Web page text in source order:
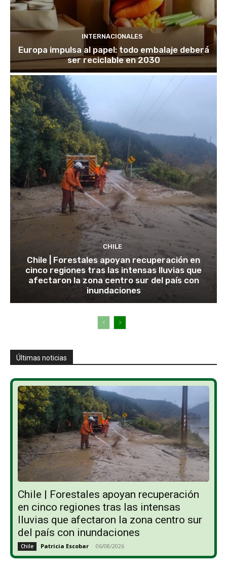
INTERNACIONALES
Europa impulsa al papel: todo embalaje deberá
ser reciclable en 2030
CHILE
Chile | Forestales apoyan recuperación en
cinco regiones tras las intensas lluvias que
afectaron la zona centro sur del país con
inundaciones
Últimas noticias
Chile | Forestales apoyan recuperación
en cinco regiones tras las intensas
lluvias que afectaron la zona centro sur
del país con inundaciones
Chile Patricia Escobar - 06/08/2026